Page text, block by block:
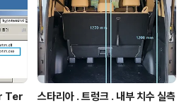
프로젝트(이것이 Git원
Ter
스타리아 . 트렁크 . 내부 치수 실측